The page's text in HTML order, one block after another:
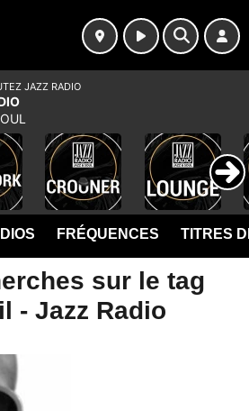
FRÉQUENCES TITRES
sur le tag
- Jazz Radio
JAZZ RADIO